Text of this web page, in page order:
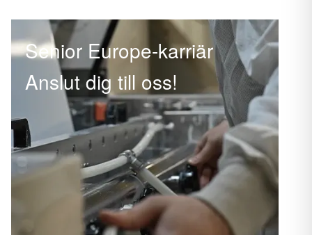
Senior Europe-karriär
Anslut dig till oss!